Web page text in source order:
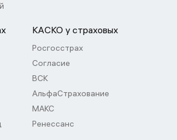
КАСКО у страховых
Росгосстрах
Согласие
ВСК
АльфаСтрахование
МАКС
Ренессанс